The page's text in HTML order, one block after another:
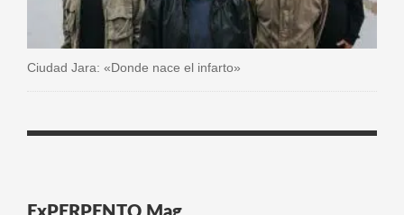
Ciudad Jara: «Donde nace el infarto»